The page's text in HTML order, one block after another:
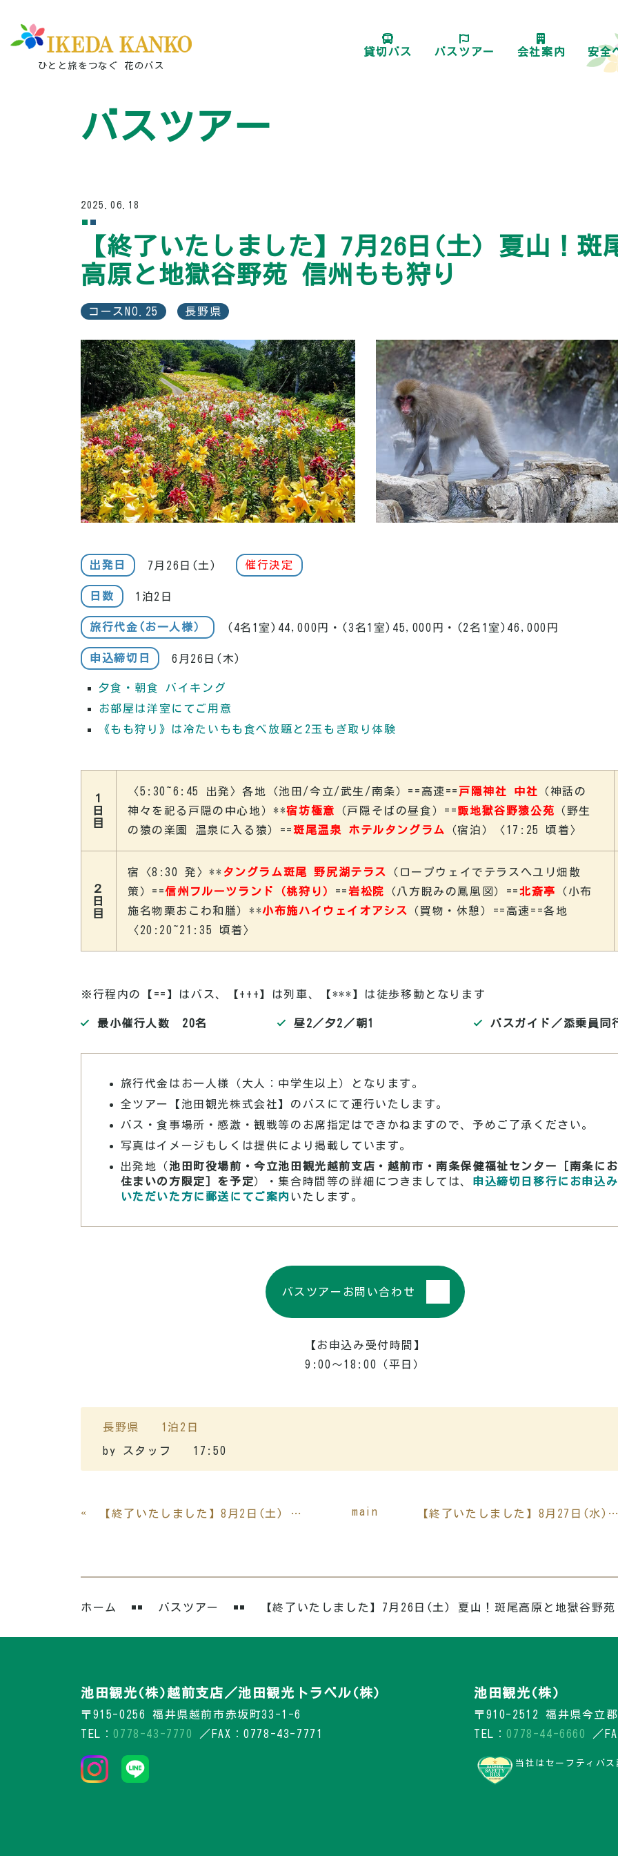
ひとと旅をつなぐ 花のバス
貸切バス バスツアー 会社案内 安全
バスツアー
2025.06.18
【終了いたしました】7月26日(土) 夏山！斑
高原と地獄谷野苑 信州もも狩り
コースNO.25 長野県
出発日 7月26日(土) 催行決定
日数 1泊2日
旅行代金(お一人様） (4名1室)44,000円・(3名1室)45,000円・(2名1室)46,000円
申込締切日 6月26日(木)
夕食・朝食 バイキング
お部屋は洋室にてご用意
《もも狩り》は冷たいもも食べ放題と2玉もぎ取り体験
１
日
目
〈5:30~6:45 出発〉各地（池田/今立/武生/南条）==高速== 戸隠神社 中社 （神話の
神々を祀る戸隠の中心地）**宿坊極意 （戸隠そばの昼食 ） ==諏地獄谷野猿公苑 （野生
の猿の楽園 温泉に入る猿）==斑尾温泉 ホテルタングラム （宿泊 ） 〈17:25 頃着〉
２
日
目
宿〈8:30 発 〉** タングラム斑尾 野尻湖テラス （ ロープウェイでテラスへユリ畑散
策） ==信州フルーツランド（桃狩り） ==岩松院 （ 八方睨みの鳳凰図 ）==北斎亭 （ 小布
施名物栗おこわ和膳）**小布施ハイウェイオアシス （ 買物・休憩 ） ==高速==各地
〈20:20~21:35 頃着〉
※行程内の【==】はバス、 【 +++ 】 は列車、【 *** 】は徒歩移動となります
最小催行人数 20名 昼2／夕2／朝1 バスガイド／添乗員同
旅行代金はお一人様（大人：中学生以上）となります。
全ツアー【池田観光株式会社】のバスにて運行いたします。
バス・食事場所・感激・観戦等のお席指定はできかねますので、予めご了承ください。
写真はイメージもしくは提供により掲載しています。
出発地（ 池田町役場前・今立池田観光越前支店・越前市・南条保健福祉センター［南条にお
住まいの方限定］を予定）・集合時間等の詳細につきましては、
申込締切日移行にお申込み
いただいた方に郵送にてご案内 いたします。
バスツアーお問い合わせ
【お申込み受付時間】
9:00～18:00（平日）
長野県 1泊2日
by スタッフ 17:50
« 【終了いたしました】8月2日(土) 標高日本一のバスターミナルとお花畑乗鞍岳畳平 main 【終了いたしました】8月27日(水) 絶景！中央アルプス千畳敷カールと早太郎温泉
ホーム バスツアー 【終了いたしました】7月26日(土) 夏山！斑尾高原と地獄谷野
池田観光(株)越前支店／池田観光トラベル(株)
〒915-0256 福井県越前市赤坂町33-1-6
TEL：0778-43-7770 ／FAX：0778-43-7771
池田観光(株)
〒910-2512 福井県今立
TEL：0778-44-6660 ／
当社はセーフティバス